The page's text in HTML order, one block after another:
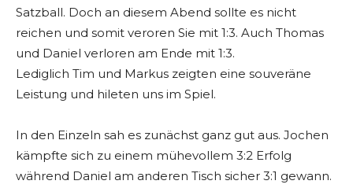
Satzball. Doch an diesem Abend sollte es nicht
reichen und somit veroren Sie mit 1:3. Auch Thomas
und Daniel verloren am Ende mit 1:3.
Lediglich Tim und Markus zeigten eine souveräne
Leistung und hileten uns im Spiel.
In den Einzeln sah es zunächst ganz gut aus. Jochen
kämpfte sich zu einem mühevollem 3:2 Erfolg
während Daniel am anderen Tisch sicher 3:1 gewann.